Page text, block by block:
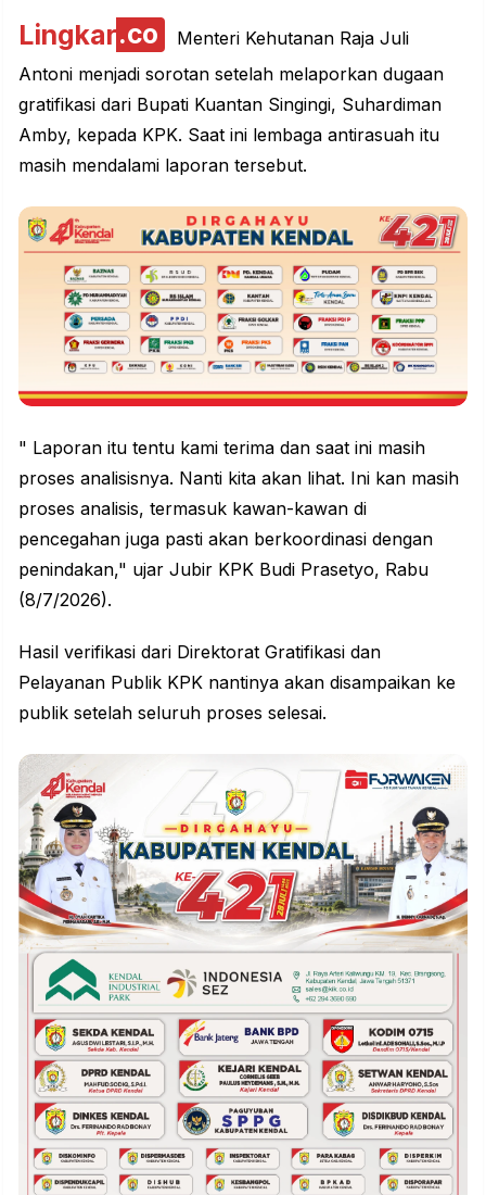
Lingkar.co
Menteri Kehutanan Raja Juli
Antoni menjadi sorotan setelah melaporkan dugaan
gratifikasi dari Bupati Kuantan Singingi, Suhardiman
Amby, kepada KPK. Saat ini lembaga antirasuah itu
masih mendalami laporan tersebut.
" Laporan itu tentu kami terima dan saat ini masih
proses analisisnya. Nanti kita akan lihat. Ini kan masih
proses analisis, termasuk kawan-kawan di
pencegahan juga pasti akan berkoordinasi dengan
penindakan," ujar Jubir KPK Budi Prasetyo, Rabu
(8/7/2026).
Hasil verifikasi dari Direktorat Gratifikasi dan
Pelayanan Publik KPK nantinya akan disampaikan ke
publik setelah seluruh proses selesai.